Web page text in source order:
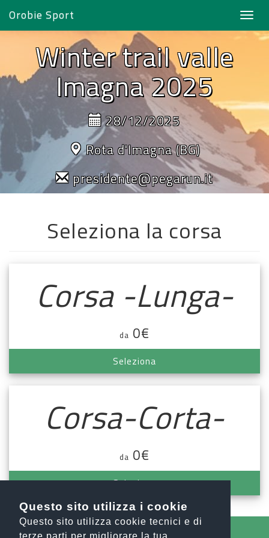
Questo sito utilizza i cookie
Questo sito utilizza cookie tecnici e di
Orobie Sport
Winter trail valle
Imagna 2025
28/12/2025
Rota d'Imagna (BG)
presidente@pegarun.it
Seleziona la corsa
Corsa -Lunga-
da 0€
Seleziona
Corsa-Corta-
da 0€
Seleziona